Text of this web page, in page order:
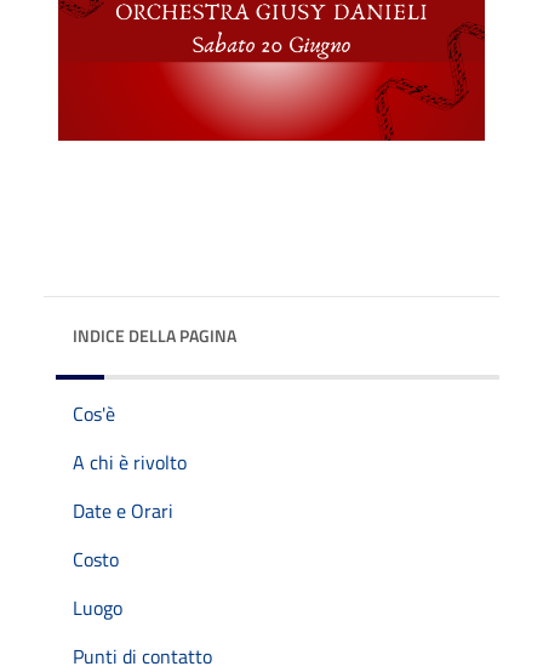
INDICE DELLA PAGINA
Cos'è
A chi è rivolto
Date e Orari
Costo
Luogo
Punti di contatto